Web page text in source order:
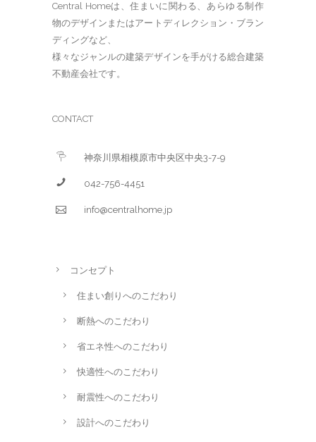
Central Homeは、住まいに関わる、あらゆる制作
物のデザインまたはアートディレクション・ブラン
ディングなど、
様々なジャンルの建築デザインを手がける総合建築
不動産会社です。
CONTACT
神奈川県相模原市中央区中央3-7-9
042-756-4451
info@centralhome.jp
コンセプト
住まい創りへのこだわり
断熱へのこだわり
省エネ性へのこだわり
快適性へのこだわり
耐震性へのこだわり
設計へのこだわり